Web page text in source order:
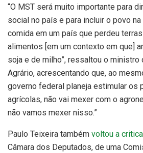
“O MST será muito importante para
social no país e para incluir o povo
comida em um país que perdeu
alimentos [em um contexto em que]
soja e de milho”, ressaltou o
Agrário, acrescentando que, ao
governo federal planeja estimular os
agrícolas, não vai mexer com o
não vamos mexer nisso.”
Paulo Teixeira também voltou a
Câmara dos Deputados, de uma